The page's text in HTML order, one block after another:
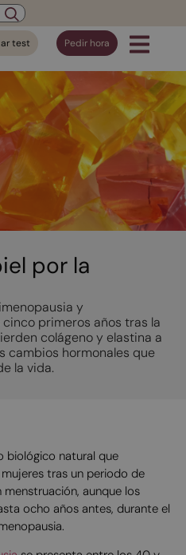
test Pedir hora
por la
y
primeros años tras la
colágeno y elastina a
cambios hormonales que
la vida.
biológico natural que
tras un periodo de
aunque los
ocho años antes, durante el